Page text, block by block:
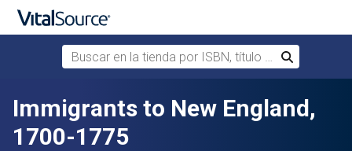
Saltar al contenido principal
Buscar en la tienda por ISBN, título o autor
Buscar
Immigrants to New England,
1700-1775